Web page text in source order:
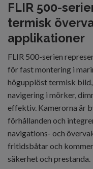
FLIR 500-
termisk
applikationer
FLIR 500-serien
för fast montering i
högupplöst termisk
navigering i mörker,
effektiv. Kamerorna är
förhållanden och
navigations- och
fritidsbåtar och
säkerhet och prestanda.